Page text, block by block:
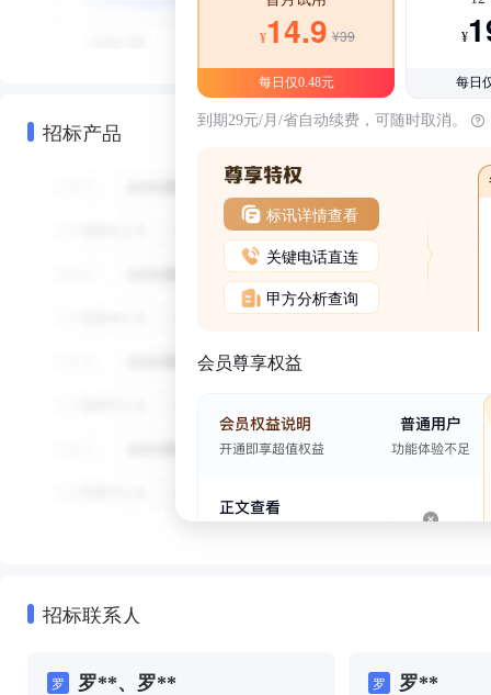
招标产品
¥14.9 ¥39
每日仅0.48元
¥
每日
到期29元/月/省自动续费，可随时取消。
标讯详情查看
关键电话直连
甲方分析查询
会员尊享权益
招标联系人
罗 罗**、罗** 罗 罗**